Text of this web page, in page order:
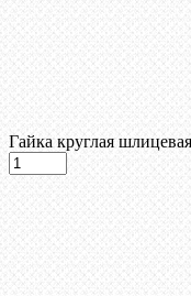
Гайка круглая